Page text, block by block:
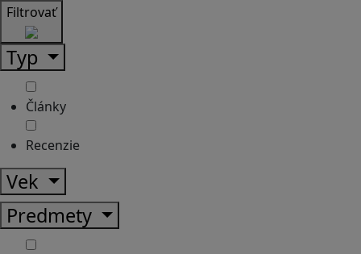
Filtrovať
Typ
Články
Recenzie
Vek
Predmety